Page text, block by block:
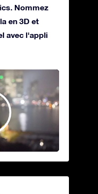
Nommez
en 3D et
avec l'appli